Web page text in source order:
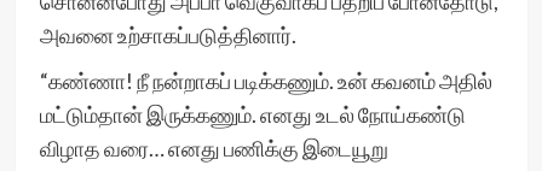
அவனை உற்சாகப்படுத்தினார்.
“கண்ணா! நீ நன்றாகப் படிக்கணும். உன் கவனம் அதில்
மட்டும்தான் இருக்கணும். எனது உடல் நோய்கண்டு
விழாத வரை… எனது பணிக்கு இடையூறு